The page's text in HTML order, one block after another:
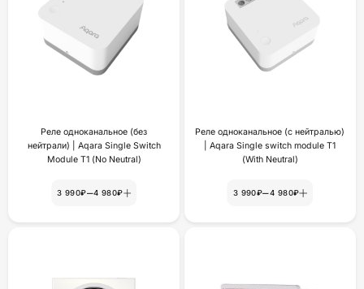
Реле одноканальное (без
нейтрали) | Aqara Single Switch
Module T1 (No Neutral)
3 990₽–4 980₽
Реле одноканальное (с нейтралью)
| Aqara Single switch module T1
(With Neutral)
3 990₽–4 980₽